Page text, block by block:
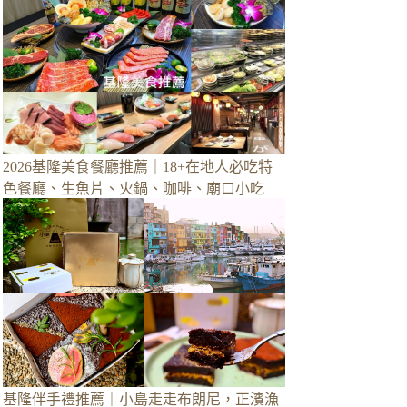
2026基隆美食餐廳推薦｜18+在地人必吃特
色餐廳、生魚片、火鍋、咖啡、廟口小吃
基隆伴手禮推薦｜小島走走布朗尼，正濱漁